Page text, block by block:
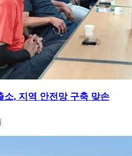
소, 지역 안전망 구축 맞손